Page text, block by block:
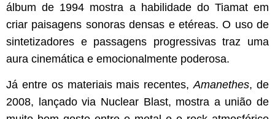
álbum de 1994 mostra a habilidade do Tiamat em
criar paisagens sonoras densas e etéreas. O uso de
sintetizadores e passagens progressivas traz uma
aura cinemática e emocionalmente poderosa.
Já entre os materiais mais recentes,Amanethes, de
2008, lançado via Nuclear Blast, mostra a união de